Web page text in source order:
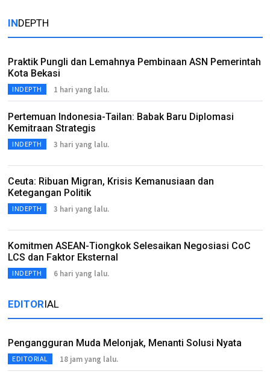
INDEPTH
Praktik Pungli dan Lemahnya Pembinaan ASN Pemerintah
Kota Bekasi
INDEPTH 1 hari yang lalu.
Pertemuan Indonesia-Tailan: Babak Baru Diplomasi
Kemitraan Strategis
INDEPTH 3 hari yang lalu.
Ceuta: Ribuan Migran, Krisis Kemanusiaan dan
Ketegangan Politik
INDEPTH 3 hari yang lalu.
Komitmen ASEAN-Tiongkok Selesaikan Negosiasi CoC
LCS dan Faktor Eksternal
INDEPTH 6 hari yang lalu.
EDITORIAL
Pengangguran Muda Melonjak, Menanti Solusi Nyata
EDITORIAL 18 jam yang lalu.